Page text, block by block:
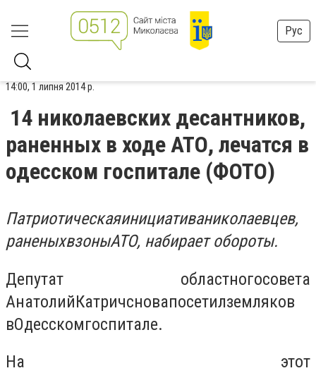
Рус
14:00, 1 липня 2014 р.
14 николаевских десантников,
раненных в ходе АТО, лечатся в
одесском госпитале (ФОТО)
Патриотическаяинициативаниколаевцев,
раненыхвзоныАТО, набирает обороты.
Депутат областногосовета
АнатолийКатричсновапосетилземляков
вОдесскомгоспитале.
На этот